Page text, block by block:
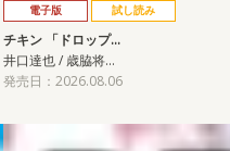
電子版 試し読み
チキン 「ドロップ…
井口達也 / 歳脇将…
発売日：2026.08.06